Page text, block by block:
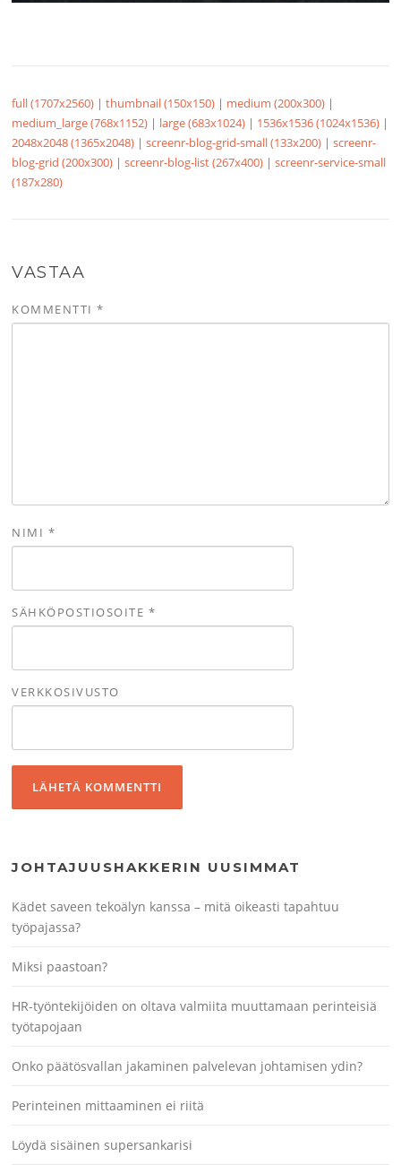
full (1707x2560) |thumbnail (150x150) | medium (200x300) |
medium_large (768x1152) | large (683x1024) | 1536x1536 (1024x1536) |
2048x2048 (1365x2048) |screenr-blog-grid-small (133x200) |screenr-
blog-grid (200x300) |screenr-blog-list (267x400) |screenr-service-small
(187x280)
VASTAA
KOMMENTTI*
NIMI *
SÄHKÖPOSTIOSOITE *
VERKKOSIVUSTO
JOHTAJUUSHAKKERIN UUSIMMAT
Kädet saveen tekoälyn kanssa – mitä oikeasti tapahtuu
työpajassa?
Miksi paastoan?
HR-työntekijöiden on oltava valmiita muuttamaan perinteisiä
työtapojaan
Onko päätösvallan jakaminen palvelevan johtamisen ydin?
Perinteinen mittaaminen ei riitä
Löydä sisäinen supersankarisi